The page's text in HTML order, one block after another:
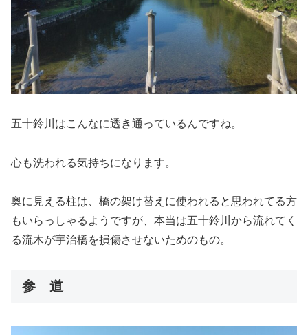
五十鈴川はこんなに透き通っているんですね。
心も洗われる気持ちになります。
奥に見える柱は、橋の架け替えに使われると思われてる方
もいらっしゃるようですが、本当は五十鈴川から流れてく
る流木が宇治橋を損傷させないためのもの。
参 道